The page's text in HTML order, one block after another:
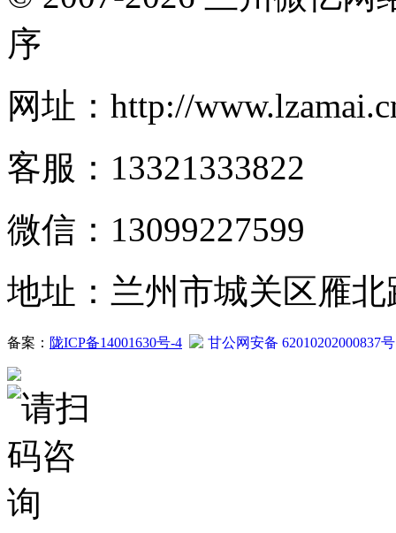
序
网址：http://
客服：13321333822
微信：13099227599
地址：兰州市城关区雁北
备案： 陇ICP备14001630号-4 甘公网安备 62010202000837号